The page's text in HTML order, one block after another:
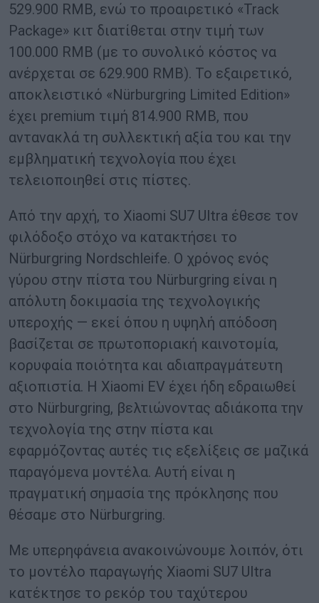
529.900 RMB, ενώ το προαιρετικό «Track
Package» κιτ διατίθεται στην τιμή των
100.000 RMB (με το συνολικό κόστος να
ανέρχεται σε 629.900 RMB). Το εξαιρετικό,
αποκλειστικό «Nürburgring Limited Edition»
έχει premium τιμή 814.900 RMB, που
αντανακλά τη συλλεκτική αξία του και την
εμβληματική τεχνολογία που έχει
τελειοποιηθεί στις πίστες.
Από την αρχή, το Xiaomi SU7 Ultra έθεσε τον
φιλόδοξο στόχο να κατακτήσει το
Nürburgring Nordschleife. Ο χρόνος ενός
γύρου στην πίστα του Nürburgring είναι η
απόλυτη δοκιμασία της τεχνολογικής
υπεροχής — εκεί όπου η υψηλή απόδοση
βασίζεται σε πρωτοποριακή καινοτομία,
κορυφαία ποιότητα και αδιαπραγμάτευτη
αξιοπιστία. Η Xiaomi EV έχει ήδη εδραιωθεί
στο Nürburgring, βελτιώνοντας αδιάκοπα την
τεχνολογία της στην πίστα και
εφαρμόζοντας αυτές τις εξελίξεις σε μαζικά
παραγόμενα μοντέλα. Αυτή είναι η
πραγματική σημασία της πρόκλησης που
θέσαμε στο Nürburgring.
Με υπερηφάνεια ανακοινώνουμε λοιπόν, ότι
το μοντέλο παραγωγής Xiaomi SU7 Ultra
κατέκτησε το ρεκόρ του ταχύτερου